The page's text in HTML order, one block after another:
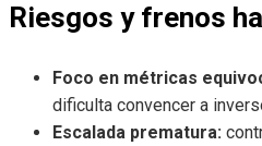
Riesgos y frenos
Foco en métricas
dificulta convencer a
Escalada prematura: